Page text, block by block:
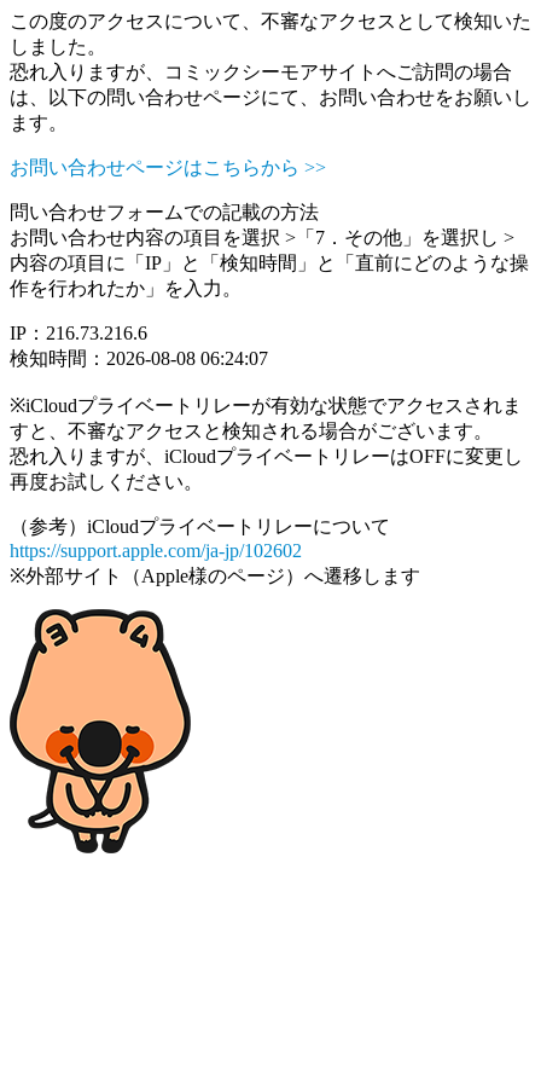
この度のアクセスについて、不審なアクセスとして検知いた
しました。
恐れ入りますが、コミックシーモアサイトへご訪問の場合
は、以下の問い合わせページにて、お問い合わせをお願いし
ます。
お問い合わせページはこちらから >>
問い合わせフォームでの記載の方法
お問い合わせ内容の項目を選択 >「7．その他」を選択し >
内容の項目に「IP」と「検知時間」と「直前にどのような操
作を行われたか」を入力。
IP：216.73.216.6
検知時間：2026-08-08 06:24:07
※iCloudプライベートリレーが有効な状態でアクセスされま
すと、不審なアクセスと検知される場合がございます。
恐れ入りますが、iCloudプライベートリレーはOFFに変更し
再度お試しください。
（参考）iCloudプライベートリレーについて
https://support.apple.com/ja-jp/102602
※外部サイト（Apple様のページ）へ遷移します